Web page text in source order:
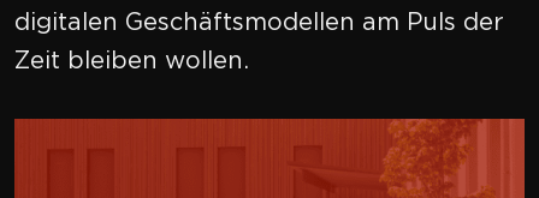
digitalen Geschäftsmodellen am Puls der
Zeit bleiben wollen.
Mehr zu Neue Gewährleistungs- und